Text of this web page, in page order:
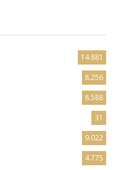
14.881
8.256
8.588
31
9.022
4.775